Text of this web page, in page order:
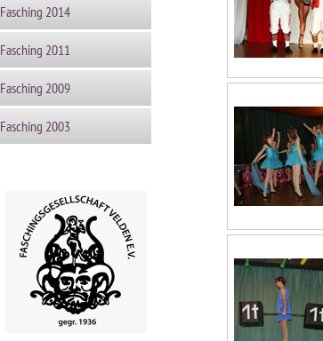
Fasching 2014
Fasching 2011
Fasching 2009
Fasching 2003